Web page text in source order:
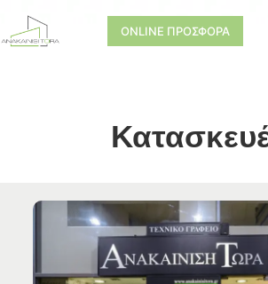
ONLINE ΠΡΟΣΦΟΡΑ